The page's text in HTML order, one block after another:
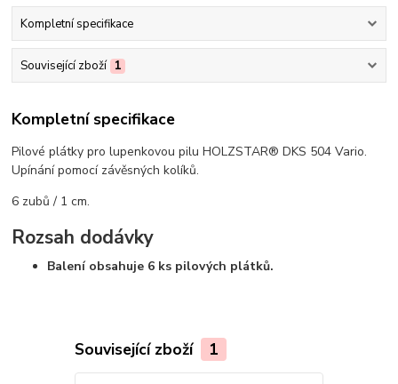
Kompletní specifikace
Související zboží 1
Kompletní specifikace
Pilové plátky pro lupenkovou pilu HOLZSTAR® DKS 504 Vario.
Upínání pomocí závěsných kolíků.
6 zubů / 1 cm.
Rozsah dodávky
Balení obsahuje 6 ks pilových plátků.
Související zboží 1